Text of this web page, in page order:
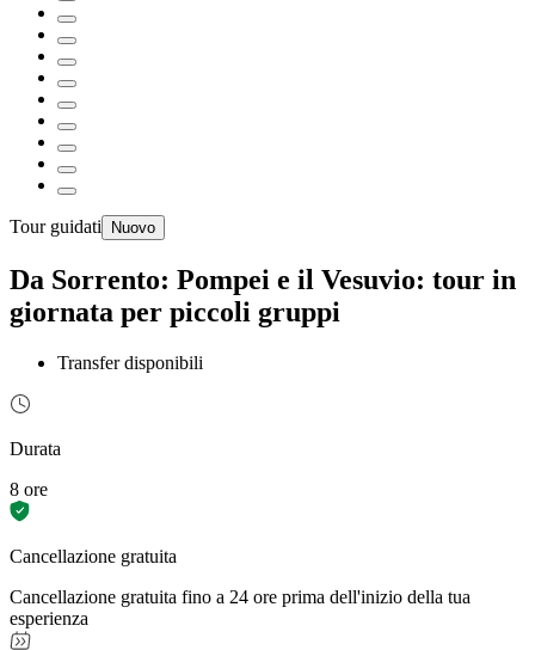
Tour guidati Nuovo
Da Sorrento: Pompei e il Vesuvio: tour in
giornata per piccoli gruppi
Transfer disponibili
Durata
8 ore
Cancellazione gratuita
Cancellazione gratuita fino a 24 ore prima dell'inizio della tua
esperienza